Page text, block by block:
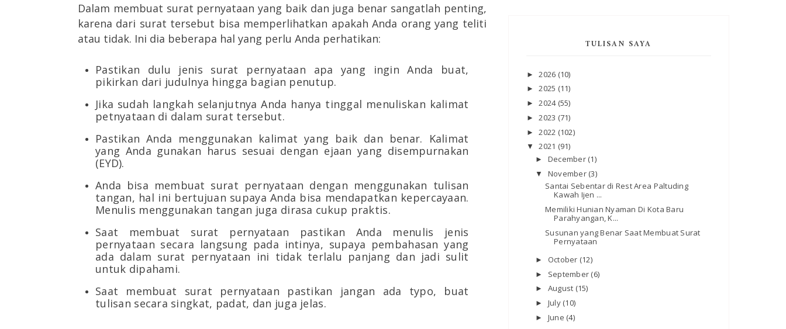
Dalam membuat surat pernyataan yang baik dan juga benar sangatlah penting,
karena dari surat tersebut bisa memperlihatkan apakah Anda orang yang teliti
atau tidak. Ini dia beberapa hal yang perlu Anda perhatikan:
Pastikan dulu jenis surat pernyataan apa yang ingin Anda buat,
pikirkan dari judulnya hingga bagian penutup.
Jika sudah langkah selanjutnya Anda hanya tinggal menuliskan kalimat
petnyataan di dalam surat tersebut.
Pastikan Anda menggunakan kalimat yang baik dan benar. Kalimat
yang Anda gunakan harus sesuai dengan ejaan yang disempurnakan
(EYD).
Anda bisa membuat surat pernyataan dengan menggunakan tulisan
tangan, hal ini bertujuan supaya Anda bisa mendapatkan kepercayaan.
Menulis menggunakan tangan juga dirasa cukup praktis.
Saat membuat surat pernyataan pastikan Anda menulis jenis
pernyataan secara langsung pada intinya, supaya pembahasan yang
ada dalam surat pernyataan ini tidak terlalu panjang dan jadi sulit
untuk dipahami.
Saat membuat surat pernyataan pastikan jangan ada typo, buat
tulisan secara singkat, padat, dan juga jelas.
TULISAN SAYA
►2026 (10)
►2025 (11)
►2024 (55)
►2023 (71)
►2022 (102)
▼2021 (91)
► December (1)
▼ November (3)
Santai Sebentar di Rest Area Paltuding
Kawah Ijen ...
Memiliki Hunian Nyaman Di Kota Baru
Parahyangan, K...
Susunan yang Benar Saat Membuat Surat
Pernyataan
► October (12)
► September (6)
► August (15)
► July (10)
► June (4)